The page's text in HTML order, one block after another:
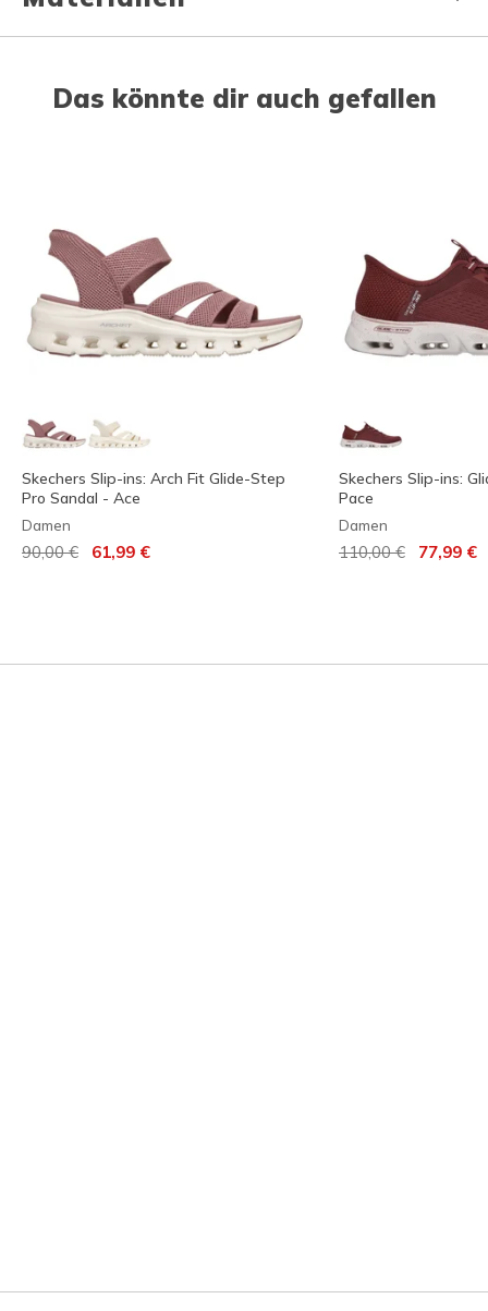
Das könnte dir auch gefallen
Skechers Slip-ins: Arch Fit Glide-Step
Pro Sandal - Ace
Damen
Reduziert von
90,00 € auf
61,99 €
Skechers Slip-ins:
Pace
Damen
Reduziert von
110,00 €auf77,99 €